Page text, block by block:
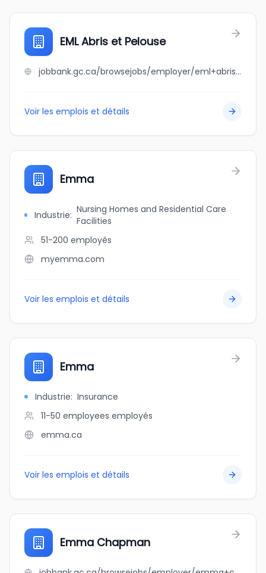
EML Abris et Pelouse
jobbank.gc.ca/browsejobs/employer/eml+abris+et+pelouse/ca
Voir les emplois et détails
Emma
Industrie: Nursing Homes and Residential Care
Facilities
51-200 employés
myemma.com
Voir les emplois et détails
Emma
Industrie: Insurance
11-50 employees employés
emma.ca
Voir les emplois et détails
Emma Chapman